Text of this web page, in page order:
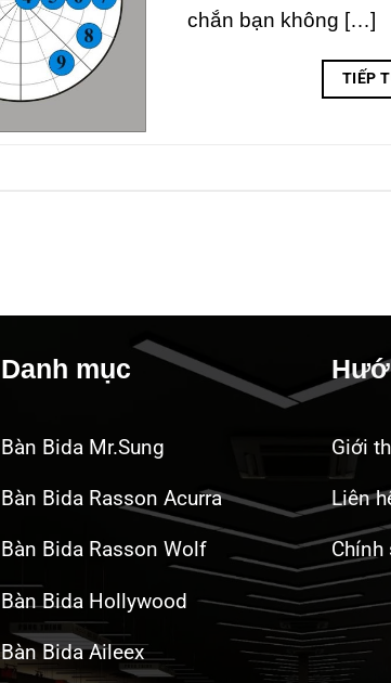
chắn bạn không […]
TIẾP
Danh mục
Bàn Bida Mr.Sung
Bàn Bida Rasson Acurra
Bàn Bida Rasson Wolf
Bàn Bida Hollywood
Bàn Bida Aileex
Giới
Liên
Chính